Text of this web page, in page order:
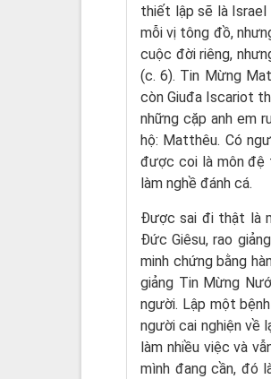
thiết lập sẽ là Israel
mỗi vị tông đồ,
cuộc đời riêng,
(c. 6). Tin Mừng
còn Giuđa Iscariot
những cặp anh em
hộ: Matthêu. Có
được coi là môn đệ
làm nghề đánh cá.
Được sai đi thật là
Đức Giêsu, rao
minh chứng bằng
giảng Tin Mừng
người. Lập một
người cai nghiện về
làm nhiều việc và
mình đang cần, đó